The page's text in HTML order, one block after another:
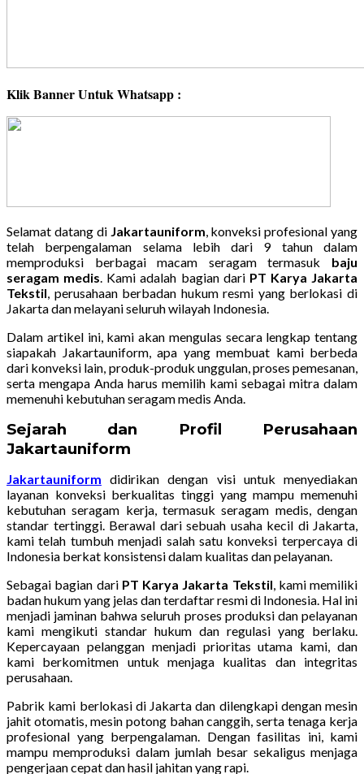
Klik Banner Untuk Whatsapp :
Selamat datang di Jakartauniform, konveksi profesional yang
telah berpengalaman selama lebih dari 9 tahun dalam
memproduksi berbagai macam seragam termasuk baju
seragam medis. Kami adalah bagian dari PT Karya Jakarta
Tekstil, perusahaan berbadan hukum resmi yang berlokasi di
Jakarta dan melayani seluruh wilayah Indonesia.
Dalam artikel ini, kami akan mengulas secara lengkap tentang
siapakah Jakartauniform, apa yang membuat kami berbeda
dari konveksi lain, produk-produk unggulan, proses pemesanan,
serta mengapa Anda harus memilih kami sebagai mitra dalam
memenuhi kebutuhan seragam medis Anda.
Sejarah dan Profil Perusahaan
Jakartauniform
Jakartauniform didirikan dengan visi untuk menyediakan
layanan konveksi berkualitas tinggi yang mampu memenuhi
kebutuhan seragam kerja, termasuk seragam medis, dengan
standar tertinggi. Berawal dari sebuah usaha kecil di Jakarta,
kami telah tumbuh menjadi salah satu konveksi terpercaya di
Indonesia berkat konsistensi dalam kualitas dan pelayanan.
Sebagai bagian dari PT Karya Jakarta Tekstil, kami memiliki
badan hukum yang jelas dan terdaftar resmi di Indonesia. Hal ini
menjadi jaminan bahwa seluruh proses produksi dan pelayanan
kami mengikuti standar hukum dan regulasi yang berlaku.
Kepercayaan pelanggan menjadi prioritas utama kami, dan
kami berkomitmen untuk menjaga kualitas dan integritas
perusahaan.
Pabrik kami berlokasi di Jakarta dan dilengkapi dengan mesin
jahit otomatis, mesin potong bahan canggih, serta tenaga kerja
profesional yang berpengalaman. Dengan fasilitas ini, kami
mampu memproduksi dalam jumlah besar sekaligus menjaga
pengerjaan cepat dan hasil jahitan yang rapi.